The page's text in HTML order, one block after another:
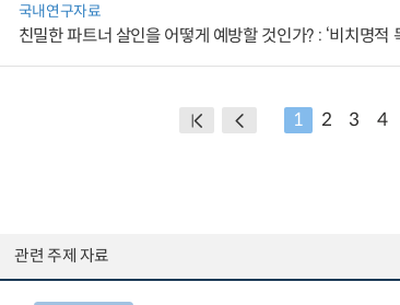
국내연구자료
친밀한 파트너 살인을 어떻게 예방할 것인가? : ‘비치명적
1 2 3 4
관련 주제 자료